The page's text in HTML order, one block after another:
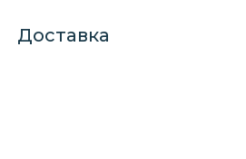
Доставка